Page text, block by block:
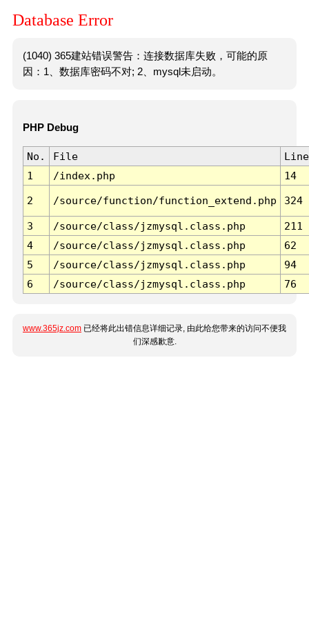
Database Error
(1040) 365建站错误警告：连接数据库失败，可能的原
因：1、数据库密码不对; 2、mysql未启动。
PHP Debug
No. File
Line
1
/index.php 14
2 /source/function/function_extend.php 324
3 /source/class/jzmysql.class.php
211
4
/source/class/jzmysql.class.php
62
5
/source/class/jzmysql.class.php
94
6
/source/class/jzmysql.class.php 76
www.365jz.com 已经将此出错信息详细记录, 由此给您带来的访问不便我
们深感歉意.